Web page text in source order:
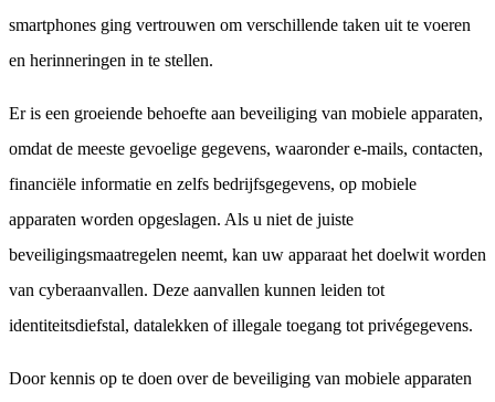
smartphones ging vertrouwen om verschillende taken uit te voeren
en herinneringen in te stellen.
Er is een groeiende behoefte aan beveiliging van mobiele apparaten,
omdat de meeste gevoelige gegevens, waaronder e-mails, contacten,
financiële informatie en zelfs bedrijfsgegevens, op mobiele
apparaten worden opgeslagen. Als u niet de juiste
beveiligingsmaatregelen neemt, kan uw apparaat het doelwit worden
van cyberaanvallen. Deze aanvallen kunnen leiden tot
identiteitsdiefstal, datalekken of illegale toegang tot privégegevens.
Door kennis op te doen over de beveiliging van mobiele apparaten